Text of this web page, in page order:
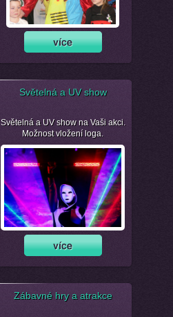
Světelná a UV show
Světelná a UV show na Vaši akci.
Možnost vložení loga.
Zábavné hry a atrakce